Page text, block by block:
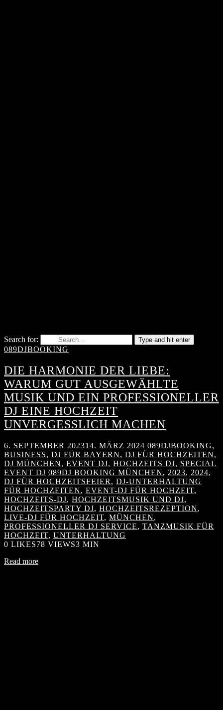
Search for: Type and hit enter
089DJBOOKING
DIE HARMONIE DER LIEBE:
WARUM GUT AUSGEWÄHLTE
MUSIK UND EIN PROFESSIONELLER
DJ EINE HOCHZEIT
UNVERGESSLICH MACHEN
6. SEPTEMBER 202314. MÄRZ 2024 089DJBOOKING,
BUSINESS, DJ FÜR BAYERN, DJ FÜR HOCHZEITEN,
DJ MÜNCHEN, EVENT DJ, HOCHZEITS DJ, SPECIAL
EVENT DJ 089DJ BOOKING MÜNCHEN, 2023, 2024,
DJ FÜR HOCHZEITSFEIER , DJ-UNTERHALTUNG
FÜR HOCHZEITEN, EVENT-DJ FÜR HOCHZEIT,
HOCHZEITS-DJ, HOCHZEITSMUSIK UND DJ,
HOCHZEITSPARTY DJ, HOCHZEITSREZEPTION,
LIVE-DJ FÜR HOCHZEIT, MÜNCHEN,
PROFESSIONELLER DJ SERVICE, TANZMUSIK FÜR
HOCHZEIT, UNTERHALTUNG
0 LIKES78 VIEWS3 MIN
Read more